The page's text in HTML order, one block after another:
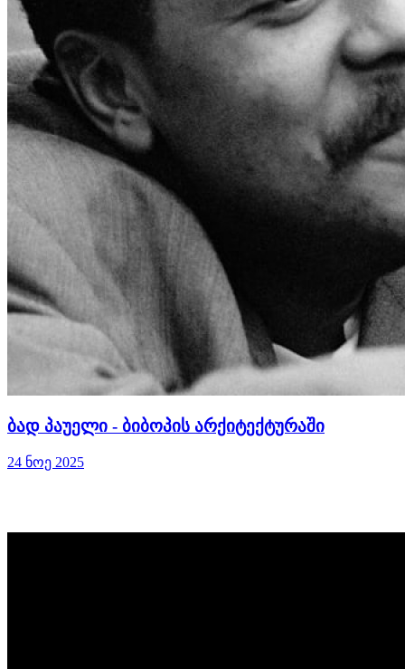
ბად პაუელი - ბიბოპის არქიტექტურაში
24 ნოე 2025